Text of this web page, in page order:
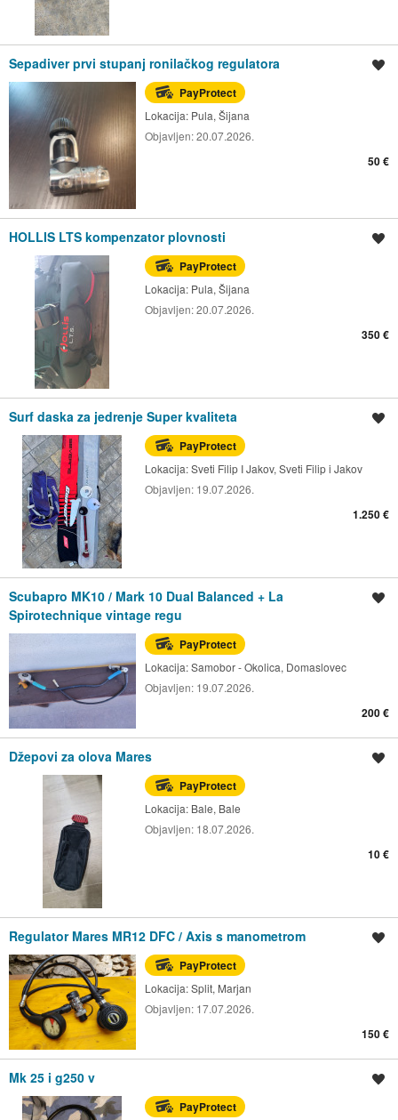
Sepadiver prvi stupanj ronilačkog regulatora
PayProtect
Lokacija: Pula, Šijana
Objavljen:20.07.2026.
50 €
HOLLIS LTS kompenzator plovnosti
PayProtect
Lokacija: Pula, Šijana
Objavljen:20.07.2026.
350 €
Surf daska za jedrenje Super kvaliteta
PayProtect
Lokacija:Sveti Filip I Jakov, Sveti Filip i Jakov
Objavljen: 19.07.2026.
1.250 €
Scubapro MK10 / Mark 10 Dual Balanced + La
Spirotechnique vintage regu
PayProtect
Lokacija:Samobor - Okolica, Domaslovec
Objavljen: 19.07.2026.
200 €
Džepovi za olova Mares
PayProtect
Lokacija: Bale, Bale
Objavljen: 18.07.2026.
10 €
Regulator Mares MR12 DFC / Axis s manometrom
PayProtect
Lokacija:Split, Marjan
Objavljen: 17.07.2026.
150 €
Mk 25 i g250 v
PayProtect